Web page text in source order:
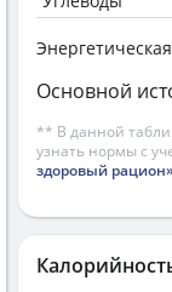
Основной
** В данной
узнать нормы с
здоровый рацион»